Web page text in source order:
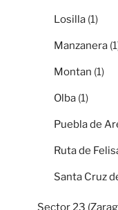
Losilla (1)
Manzanera
Montan (1)
Olba (1)
Puebla de
Ruta de
Santa Cruz